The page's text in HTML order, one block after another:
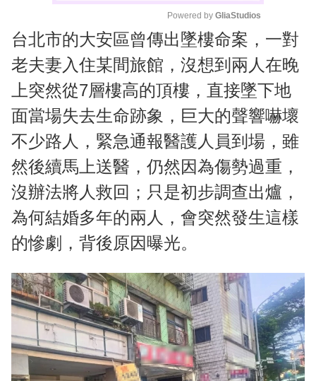
M
u
t
e
Powered by GliaStudios
台北市的大安區曾傳出墜樓命案，一對
老夫妻入住某間旅館，沒想到兩人在晚
上突然從7層樓高的頂樓，直接墜下地
面當場失去生命跡象，巨大的聲響嚇壞
不少路人，緊急通報醫護人員到場，雖
然後續馬上送醫，仍然因為傷勢過重，
沒辦法將人救回；只是初步調查出爐，
為何結婚多年的兩人，會突然發生這樣
的慘劇，背後原因曝光。